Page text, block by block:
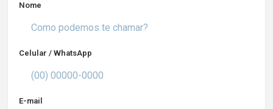
Nome
Celular / WhatsApp
E-mail